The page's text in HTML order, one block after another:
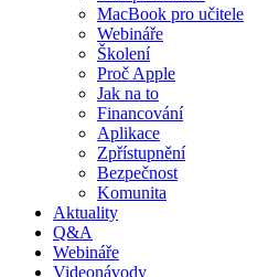
MacBook pro učitele
Webináře
Školení
Proč Apple
Jak na to
Financování
Aplikace
Zpřístupnění
Bezpečnost
Komunita
Aktuality
Q&A
Webináře
Videonávody